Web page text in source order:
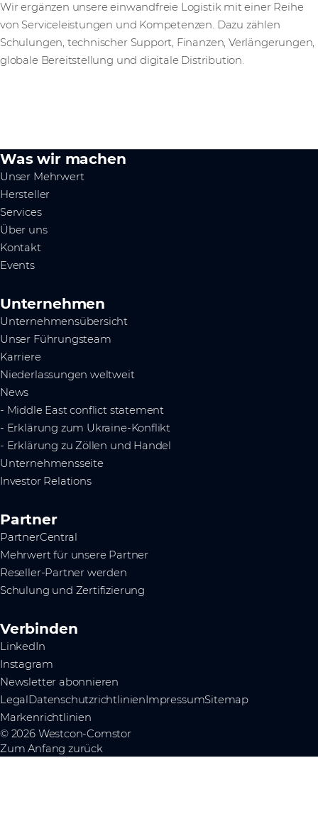
Wir ergänzen unsere einwandfreie Logistik mit einer Reihe
von Serviceleistungen und Kompetenzen. Dazu zählen
Schulungen, technischer Support, Finanzen, Verlängerungen,
globale Bereitstellung und digitale Distribution.
Was wir machen
Unser Mehrwert
Hersteller
Services
Über uns
Kontakt
Events
Unternehmen
Unternehmensübersicht
Unser Führungsteam
Karriere
Niederlassungen weltweit
News
- Middle East conflict statement
- Erklärung zum Ukraine-Konflikt
- Erklärung zu Zöllen und Handel
Unternehmensseite
Investor Relations
Partner
PartnerCentral
Mehrwert für unsere Partner
Reseller-Partner werden
Schulung und Zertifizierung
Verbinden
LinkedIn
Instagram
Newsletter abonnieren
Legal Datenschutzrichtlinien ImpressumSitemap
Markenrichtlinien
© 2026 Westcon-Comstor
Zum Anfang zurück